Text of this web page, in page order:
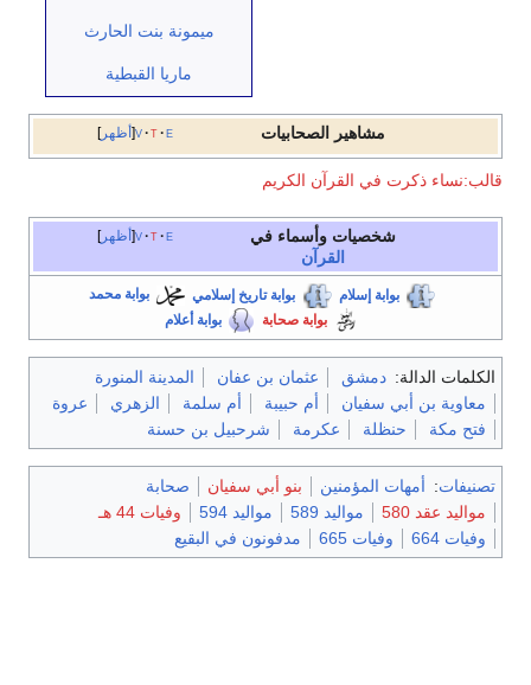
ميمونة بنت الحارث
ماريا القبطية
أظهر v t e مشاهير الصحابيات
قالب:نساء ذكرت في القرآن الكريم
أظهر v t e
شخصيات وأسماء في
القرآن
بوابة إسلام بوابة تاريخ إسلامي
بوابة محمد
بوابة صحابة
بوابة أعلام
الكلمات الدالة: دمشق عثمان بن عفان
المدينة المنورة
معاوية بن أبي سفيان
أم حبيبة أم سلمة الزهري
عروة
فتح مكة
حنظلة عكرمة شرحبيل بن حسنة
تصنيفات: أمهات المؤمنين بنو أبي سفيان
صحابة
مواليد عقد 580
مواليد 589 مواليد 594
وفيات 44 هـ
وفيات 664
وفيات 665 مدفونون في البقيع